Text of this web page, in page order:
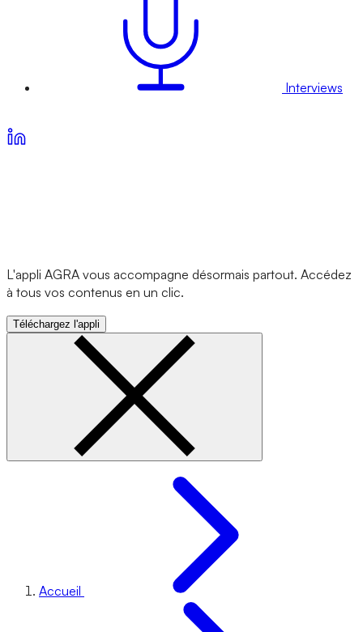
Interviews
L'appli AGRA vous accompagne désormais partout. Accédez
à tous vos contenus en un clic.
Téléchargez l'appli
Accueil